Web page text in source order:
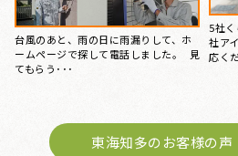
15年前にマイホームを購入してから、
特にお手入れはしておらず、ある時庇
が腐食しているのを見つ･･･
台風
ーム
東海知多のお客様の